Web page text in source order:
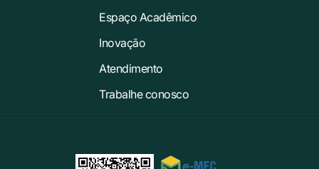
Espaço Acadêmico
Inovação
Atendimento
Trabalhe conosco